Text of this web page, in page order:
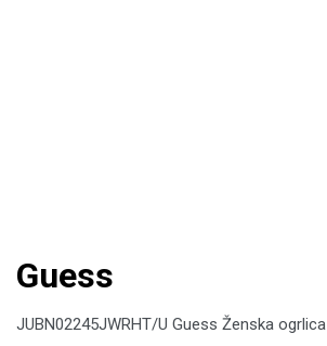
Guess
JUBN02245JWRHT/U Guess Ženska ogrlica